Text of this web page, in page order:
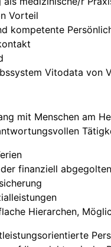
Vorteil
kompetente
Vitodata von
mit Menschen am
finanziell
Hierarchen,